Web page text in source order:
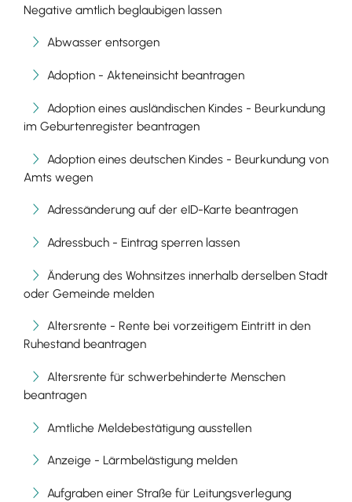
Negative amtlich beglaubigen lassen
Abwasser entsorgen
Adoption - Akteneinsicht beantragen
Adoption eines ausländischen Kindes - Beurkundung
im Geburtenregister beantragen
Adoption eines deutschen Kindes - Beurkundung von
Amts wegen
Adressänderung auf der eID-Karte beantragen
Adressbuch - Eintrag sperren lassen
Änderung des Wohnsitzes innerhalb derselben Stadt
oder Gemeinde melden
Altersrente - Rente bei vorzeitigem Eintritt in den
Ruhestand beantragen
Altersrente für schwerbehinderte Menschen
beantragen
Amtliche Meldebestätigung ausstellen
Anzeige - Lärmbelästigung melden
Aufgraben einer Straße für Leitungsverlegung